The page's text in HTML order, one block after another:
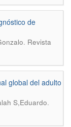
de
. Revista
global del adulto
S,Eduardo.